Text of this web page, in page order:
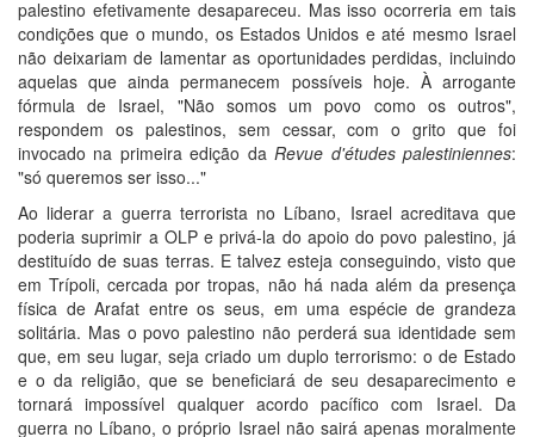
palestino efetivamente desapareceu. Mas isso ocorreria em tais
condições que o mundo, os Estados Unidos e até mesmo Israel
não deixariam de lamentar as oportunidades perdidas, incluindo
aquelas que ainda permanecem possíveis hoje. À arrogante
fórmula de Israel, "Não somos um povo como os outros",
respondem os palestinos, sem cessar, com o grito que foi
invocado na primeira edição da Revue d'études palestiniennes:
"só queremos ser isso..."
Ao liderar a guerra terrorista no Líbano, Israel acreditava que
poderia suprimir a OLP e privá-la do apoio do povo palestino, já
destituído de suas terras. E talvez esteja conseguindo, visto que
em Trípoli, cercada por tropas, não há nada além da presença
física de Arafat entre os seus, em uma espécie de grandeza
solitária. Mas o povo palestino não perderá sua identidade sem
que, em seu lugar, seja criado um duplo terrorismo: o de Estado
e o da religião, que se beneficiará de seu desaparecimento e
tornará impossível qualquer acordo pacífico com Israel. Da
guerra no Líbano, o próprio Israel não sairá apenas moralmente